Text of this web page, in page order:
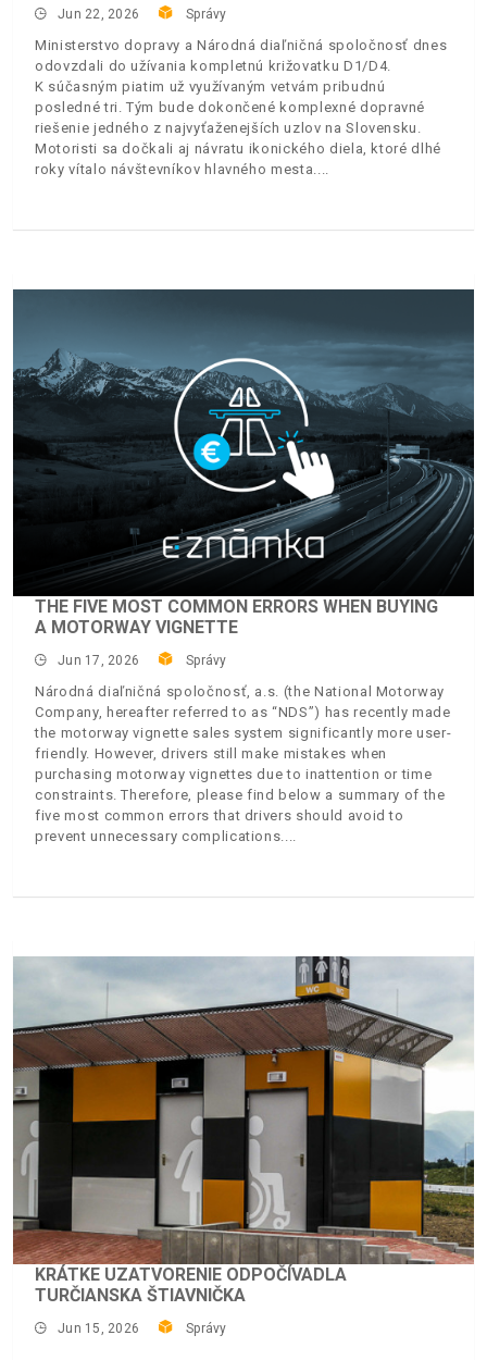
Jun 22, 2026 Správy
Ministerstvo dopravy a Národná diaľničná spoločnosť dnes
odovzdali do užívania kompletnú križovatku D1/D4.
K súčasným piatim už využívaným vetvám pribudnú
posledné tri. Tým bude dokončené komplexné dopravné
riešenie jedného z najvyťaženejších uzlov na Slovensku.
Motoristi sa dočkali aj návratu ikonického diela, ktoré dlhé
roky vítalo návštevníkov hlavného mesta.
THE FIVE MOST COMMON ERRORS WHEN BUYING
A MOTORWAY VIGNETTE
Jun 17, 2026 Správy
Národná diaľničná spoločnosť, a.s. (the National Motorway
Company, hereafter referred to as “NDS”) has recently made
the motorway vignette sales system significantly more user-
friendly. However, drivers still make mistakes when
purchasing motorway vignettes due to inattention or time
constraints. Therefore, please find below a summary of the
five most common errors that drivers should avoid to
prevent unnecessary complications.
KRÁTKE UZATVORENIE ODPOČÍVADLA
TURČIANSKA ŠTIAVNIČKA
Jun 15, 2026 Správy